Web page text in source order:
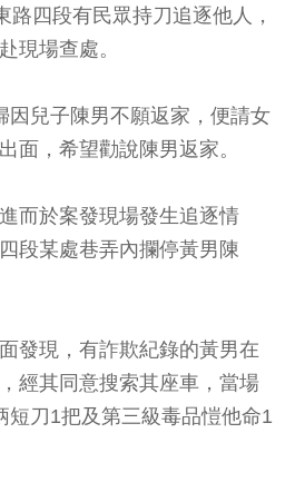
路四段有民眾持刀追逐他人，
現場查處。
因兒子陳男不願返家，便請女
面，希望勸說陳男返家。
而於案發現場發生追逐情
段某處巷弄內攔停黃男陳
發現，有詐欺紀錄的黃男在
經其同意搜索其座車，當場
短刀1把及第三級毒品愷他命1